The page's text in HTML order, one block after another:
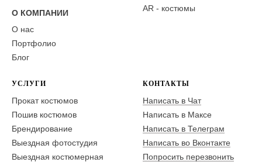
О КОМПАНИИ
О нас
Портфолио
Блог
AR - костюмы
УСЛУГИ
Прокат костюмов
Пошив костюмов
Брендирование
Выездная фотостудия
Выездная костюмерная
КОНТАКТЫ
Написать в Чат
Написать в Максе
Написать в Телеграм
Написать во Вконтакте
Попросить перезвонить